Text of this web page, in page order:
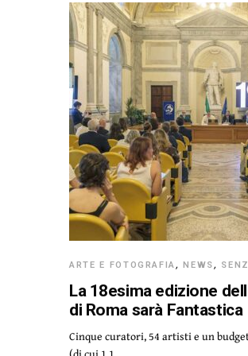
ARTE E FOTOGRAFIA,NEWS,
La 18esima edizione
di Roma sarà Fantastica
Cinque curatori, 54 artisti e un